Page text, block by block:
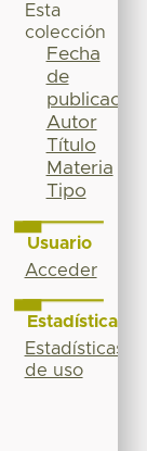
Esta
colección
Fecha
de
publicación
Autor
Título
Materia
Tipo
Usuario
Acceder
Estadísticas
Estadísticas
de uso